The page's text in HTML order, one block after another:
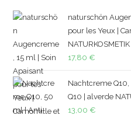
naturschön
pour les Yeux |
NATURKOSMETIK
17,80 €
Nachtcreme
Q10 | alverde
13,00 €